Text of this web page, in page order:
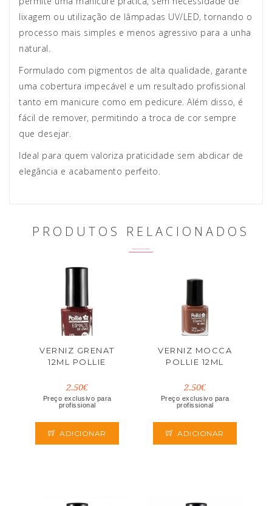
lixagem ou utilização de lâmpadas UV/LED, tornando o
processo mais simples e menos agressivo para a unha
natural.
Formulado com pigmentos de alta qualidade, garante
uma cobertura impecável e um resultado profissional
tanto em manicure como em pedicure. Além disso, é
fácil de remover, permitindo a troca de cor sempre
que desejar.
Ideal para quem valoriza praticidade sem abdicar de
elegância e acabamento perfeito.
PRODUTOS RELACIONADOS
VERNIZ GRENAT
12ML POLLIE
2.50€
Preço exclusivo para
profissional
ADICIONAR
VERNIZ MOCCA
POLLIE 12ML
2.50€
Preço exclusivo para
profissional
ADICIONAR